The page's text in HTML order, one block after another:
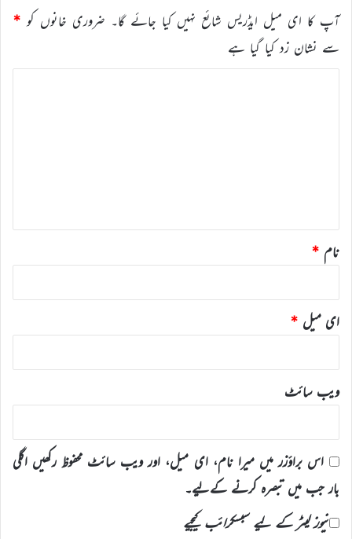
آپ کا ای میل ایڈریس شائع نہیں کیا جائے گا۔ ضروری خانوں کو *
سے نشان زد کیا گیا ہے
نام *
ای میل *
ویب‌ سائٹ
اس براؤزر میں میرا نام، ای میل، اور ویب سائٹ محفوظ رکھیں اگلی
بار جب میں تبصرہ کرنے کےلیے۔
نیوز لیٹر کے لیے سبسکرائب کیجیے